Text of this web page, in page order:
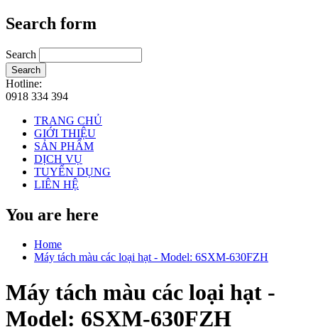
Search form
Search
Search
Hotline:
0918 334 394
TRANG CHỦ
GIỚI THIỆU
SẢN PHẨM
DỊCH VỤ
TUYỂN DỤNG
LIÊN HỆ
You are here
Home
Máy tách màu các loại hạt - Model: 6SXM-630FZH
Máy tách màu các loại hạt -
Model: 6SXM-630FZH